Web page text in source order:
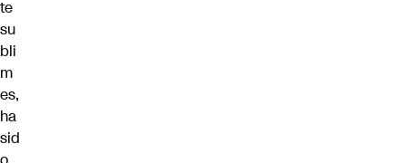
te
su
bli
m
es,
ha
sid